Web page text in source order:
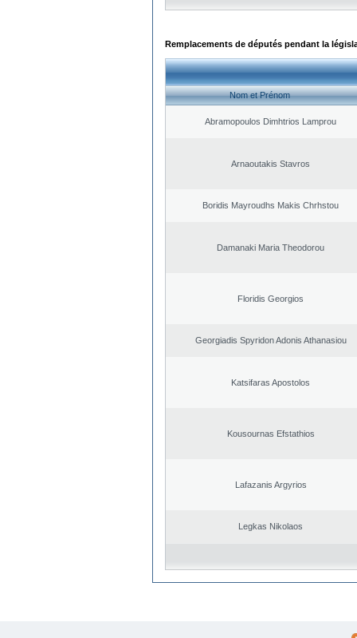
Remplacements de députés pendant la
Nom et Prénom
Abramopoulos Dimhtrios Lamprou
Arnaoutakis Stavros
Boridis Mayroudhs Makis Chrhstou
Damanaki Maria Theodorou
Floridis Georgios
Georgiadis Spyridon Adonis Athanasiou
Katsifaras Apostolos
Kousournas Efstathios
Lafazanis Argyrios
Legkas Nikolaos